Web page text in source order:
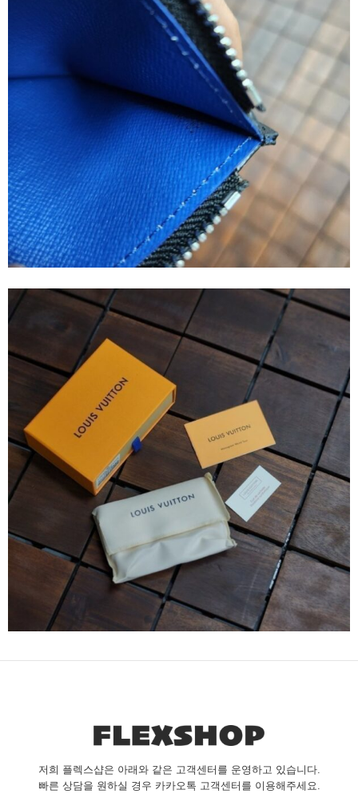
저희 플렉스샵은 아래와 같은 고객센터를 운영하고 있습니다.
빠른 상담을 원하실 경우 카카오톡 고객센터를 이용해주세요.